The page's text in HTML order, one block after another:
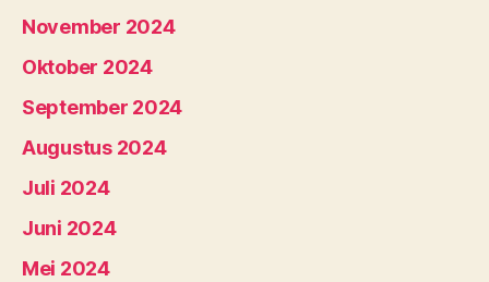
November 2024
Oktober 2024
September 2024
Augustus 2024
Juli 2024
Juni 2024
Mei 2024